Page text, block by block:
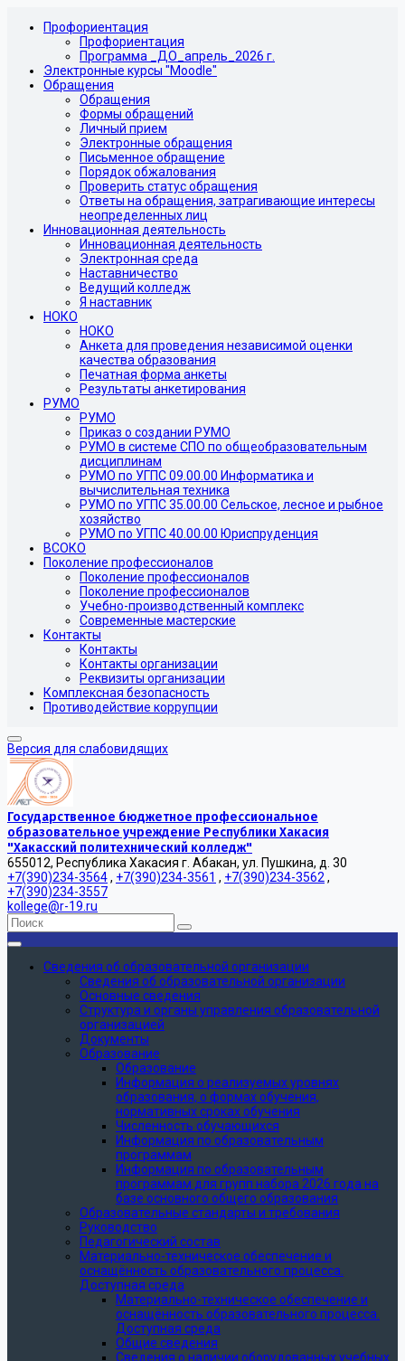
Профориентация
Профориентация
Программа _ДО_апрель_2026 г.
Электронные курсы "Moodle"
Обращения
Обращения
Формы обращений
Личный прием
Электронные обращения
Письменное обращение
Порядок обжалования
Проверить статус обращения
Ответы на обращения, затрагивающие интересы
неопределенных лиц
Инновационная деятельность
Инновационная деятельность
Электронная среда
Наставничество
Ведущий колледж
Я наставник
НОКО
НОКО
Анкета для проведения независимой оценки
качества образования
Печатная форма анкеты
Результаты анкетирования
РУМО
РУМО
Приказ о создании РУМО
РУМО в системе СПО по общеобразовательным
дисциплинам
РУМО по УГПС 09.00.00 Информатика и
вычислительная техника
РУМО по УГПС 35.00.00 Сельское, лесное и рыбное
хозяйство
РУМО по УГПС 40.00.00 Юриспруденция
ВСОКО
Поколение профессионалов
Поколение профессионалов
Поколение профессионалов
Учебно-производственный комплекс
Современные мастерские
Контакты
Контакты
Контакты организации
Реквизиты организации
Комплексная безопасность
Противодействие коррупции
Версия для слабовидящих
Государственное бюджетное профессиональное
образовательное учреждение Республики Хакасия
"Хакасский политехнический колледж"
655012, Республика Хакасия г. Абакан, ул. Пушкина, д. 30
+7(390)234-3564, +7(390)234-3561 , +7(390)234-3562 ,
+7(390)234-3557
kollege@r-19.ru
Сведения об образовательной организации
Сведения об образовательной организации
Основные сведения
Структура и органы управления образовательной
организацией
Документы
Образование
Образование
Информация о реализуемых уровнях
образования, о формах обучения,
нормативных сроках обучения
Численность обучающихся
Информация по образовательным
программам
Информация по образовательным
программам для групп набора 2026 года на
базе основного общего образования
Образовательные стандарты и требования
Руководство
Педагогический состав
Материально-техническое обеспечение и
оснащённость образовательного процесса.
Доступная среда
Материально-техническое обеспечение и
оснащённость образовательного процесса.
Доступная среда
Общие сведения
Сведения о наличии оборудованных учебных